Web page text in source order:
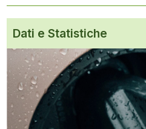
Dati e Statistiche